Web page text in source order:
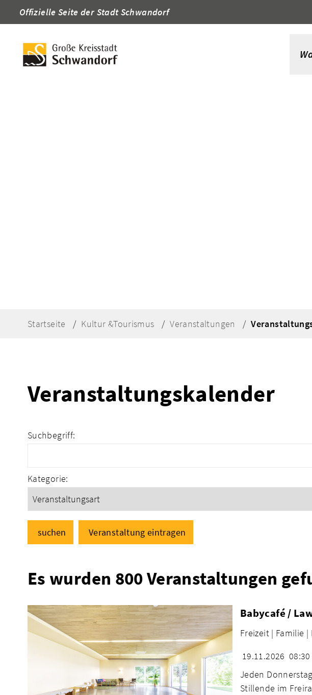
Offizielle Seite der Stadt Schwandorf
Startseite Kultur &Tourismus Veranstaltungen
Veranstaltungskalender
Suchbegriff:
Kategorie:
suchen Veranstaltung eintragen
Es wurden 800 Veranstaltungen
Babycafé /
Freizeit | Familie |
19.11.2026
Jeden
Stillende im